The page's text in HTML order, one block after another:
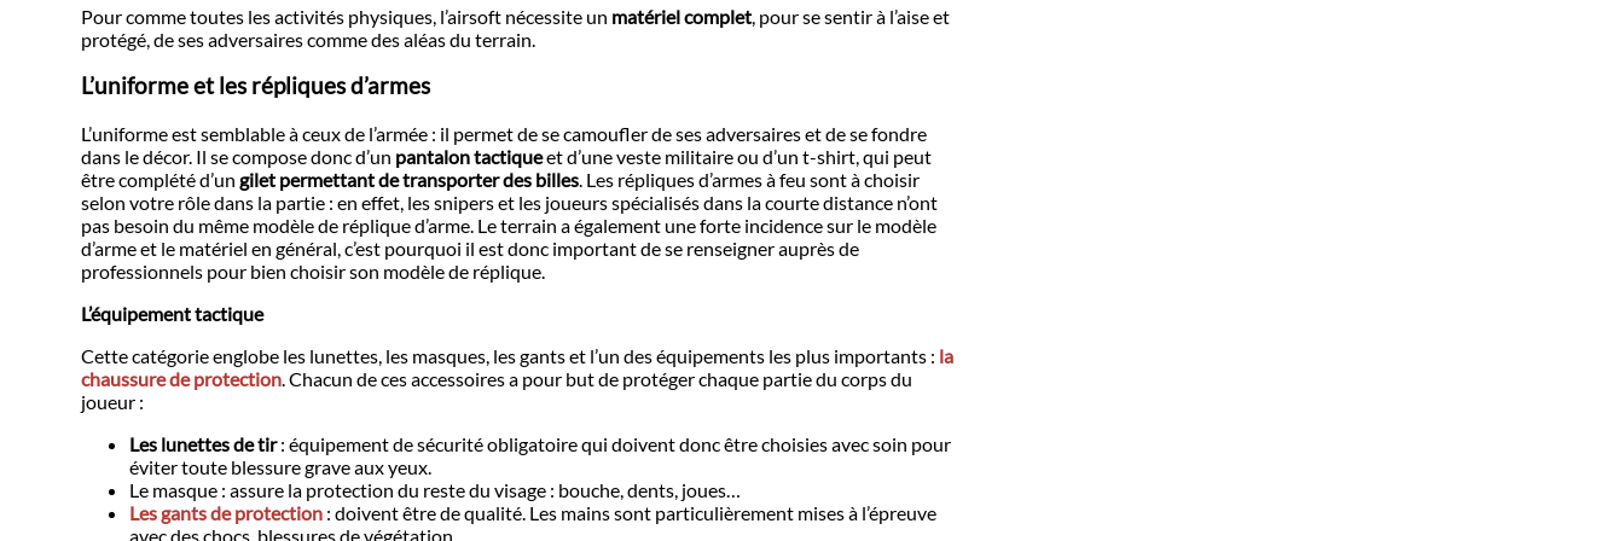
Pour comme toutes les activités physiques, l’airsoft nécessite un matériel complet , pour se sentir à l’aise et
protégé, de ses adversaires comme des aléas du terrain.
L’uniforme et les répliques d’armes
L’uniforme est semblable à ceux de l’armée : il permet de se camoufler de ses adversaires et de se fondre
dans le décor. Il se compose donc d’un pantalon tactiqueet d’une veste militaire ou d’un t-shirt, qui peut
être complété d’ungilet permettant de transporter des billes. Les répliques d’armes à feu sont à choisir
selon votre rôle dans la partie : en effet, les snipers et les joueurs spécialisés dans la courte distance n’ont
pas besoin du même modèle de réplique d’arme. Le terrain a également une forte incidence sur le modèle
d’arme et le matériel en général, c’est pourquoi il est donc important de se renseigner auprès de
professionnels pour bien choisir son modèle de réplique.
L’équipement tactique
Cette catégorie englobe les lunettes, les masques, les gants et l’un des équipements les plus importants : la
chaussure de protection. Chacun de ces accessoires a pour but de protéger chaque partie du corps du
joueur :
Les lunettes de tir: équipement de sécurité obligatoire qui doivent donc être choisies avec soin pour
éviter toute blessure grave aux yeux.
Le masque : assure la protection du reste du visage : bouche, dents, joues…
Les gants de protection : doivent être de qualité. Les mains sont particulièrement mises à l’épreuve
avec des chocs, blessures de végétation…